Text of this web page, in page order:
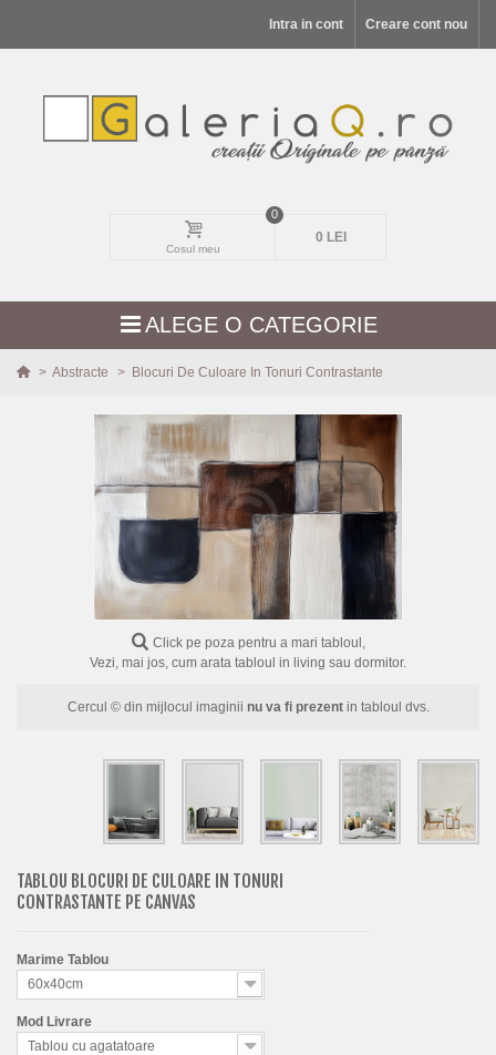
Intra in cont Creare cont nou
Cosul meu
0
0 LEI
ALEGE O CATEGORIE
> Abstracte > Blocuri De Culoare In Tonuri Contrastante
Click pe poza pentru a mari tabloul,
Vezi, mai jos, cum arata tabloul in living sau dormitor.
Cercul © din mijlocul imaginii nu va fi prezentin tabloul dvs.
TABLOU BLOCURI DE CULOARE IN TONURI
CONTRASTANTE PE CANVAS
Marime Tablou
60x40cm
Mod Livrare
Tablou cu agatatoare